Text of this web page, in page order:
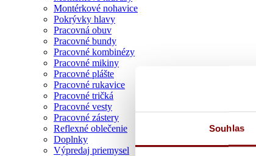
Souhlas
Montérkové nohavice
Pokrývky hlavy
Pracovná obuv
Pracovné bundy
Pracovné kombinézy
Pracovné mikiny
Pracovné plášte
Pracovné rukavice
Pracovné tričká
Pracovné vesty
Pracovné zástery
Reflexné oblečenie
Doplnky
Výpredaj priemysel